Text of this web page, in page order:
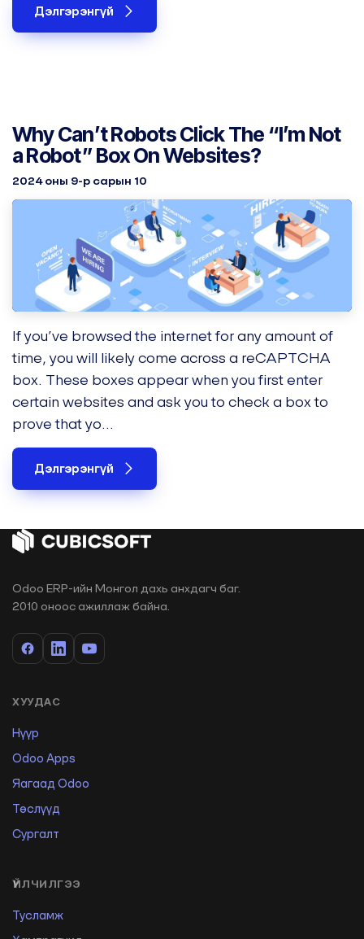
Дэлгэрэнгүй
Why Can’t Robots Click The “I’m Not
a Robot” Box On Websites?
2024 оны 9-р сарын 10
If you’ve browsed the internet for any amount of
time, you will likely come across a reCAPTCHA
box. These boxes appear when you first enter
certain websites and ask you to check a box to
prove that yo...
Дэлгэрэнгүй
Odoo ERP-ийн Монгол дахь анхдагч баг.
2010 оноос ажиллаж байна.
ХУУДАС
Нүүр
Odoo Apps
Яагаад Odoo
Төслүүд
Сургалт
ҮЙЛЧИЛГЭЭ
Тусламж